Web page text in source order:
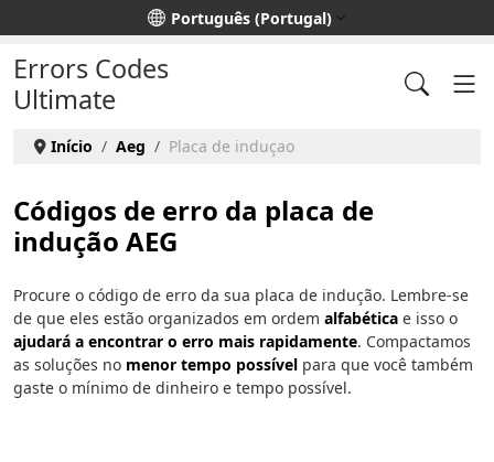
Escolha o seu idioma Português (Portugal)
Errors Codes
Ultimate
Início Aeg Placa de induçao
Códigos de erro da placa de
indução AEG
Procure o código de erro da sua placa de indução. Lembre-se
de que eles estão organizados em ordem alfabética e isso o
ajudará a encontrar o erro mais rapidamente. Compactamos
as soluções no menor tempo possível para que você também
gaste o mínimo de dinheiro e tempo possível.